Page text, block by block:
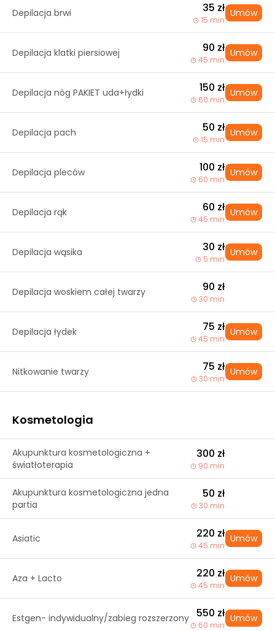
Depilacja brwi 35 zł
15 min
Umów
Depilacja klatki piersiowej 90 zł
45 min
Umów
Depilacja nóg PAKIET uda+łydki 150 zł
60 min
Umów
Depilacja pach 50 zł
15 min
Umów
Depilacja pleców 100 zł
60 min
Umów
Depilacja rąk 60 zł
45 min
Umów
Depilacja wąsika 30 zł
5 min
Umów
Depilacja woskiem całej twarzy 90 zł
30 min
Depilacja łydek 75 zł
45 min
Umów
Nitkowanie twarzy 75 zł
30 min
Umów
Kosmetologia
Akupunktura kosmetologiczna +
światłoterapia
300 zł
90 min
Akupunktura kosmetologiczna jedna
partia
50 zł
30 min
Asiatic 220 zł
45 min
Umów
Aza + Lacto 220 zł
45 min
Umów
Estgen- indywidualny/zabieg rozszerzony 550 zł
60 min
Umów